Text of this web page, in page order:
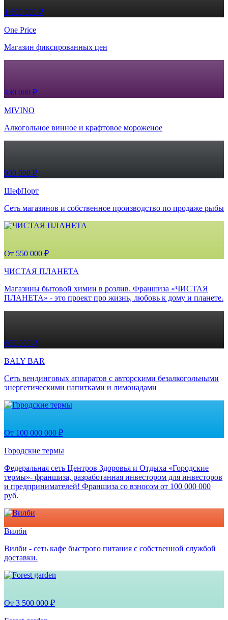
1 600 000 ₽
One Price
Магазин фиксированных цен
430 000 ₽
MIVINO
Алкогольное винное и крафтовое мороженое
900 000 ₽
ШефПорт
Сеть магазинов и собственное производство по продаже рыбы
От 550 000 ₽
ЧИСТАЯ ПЛАНЕТА
Магазины бытовой химии в розлив. Франшиза «ЧИСТАЯ
ПЛАНЕТА» - это проект про жизнь, любовь к дому и планете.
600 000 ₽
BALY BAR
Сеть вендинговых аппаратов с авторскими безалкогольными
энергетическими напитками и лимонадами
От 100 000 000 ₽
Городские термы
Федеральная сеть Центров Здоровья и Отдыха «Городские
термы»- франшиза, разработанная инвестором для инвесторов
и предпринимателей! Франшиза со взносом от 100 000 000
руб.
Вилби
Вилби - сеть кафе быстрого питания с собственной службой
доставки.
От 3 500 000 ₽